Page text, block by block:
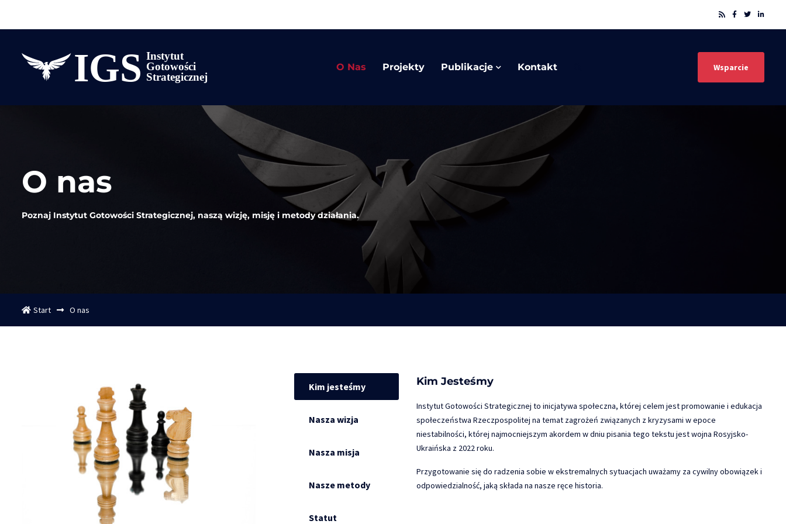
O Nas Projekty Publikacje Kontakt Wsparcie
O nas
Poznaj Instytut Gotowości Strategicznej, naszą wizję, misję i metody działania.
Start O nas
Kim jesteśmy
Nasza wizja
Nasza misja
Nasze metody
Statut
Kim Jesteśmy
Instytut Gotowości Strategicznej to inicjatywa społeczna, której celem jest promowanie i edukacja
społeczeństwa Rzeczpospolitej na temat zagrożeń związanych z kryzysami w epoce
niestabilności, której najmocniejszym akordem w dniu pisania tego tekstu jest wojna Rosyjsko-
Ukraińska z 2022 roku.
Przygotowanie się do radzenia sobie w ekstremalnych sytuacjach uważamy za cywilny obowiązek i
odpowiedzialność, jaką składa na nasze ręce historia.